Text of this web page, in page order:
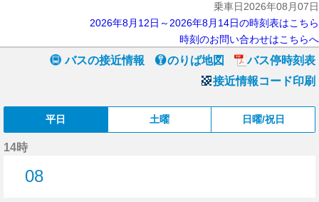
乗車日2026年08月07日
2026年8月12日～2026年8月14日の時刻表はこちら
時刻のお問い合わせはこちらへ
バスの接近情報 のりば地図
バス停時刻表
接近情報コード印刷
平日 土曜 日曜/祝日
14時
08